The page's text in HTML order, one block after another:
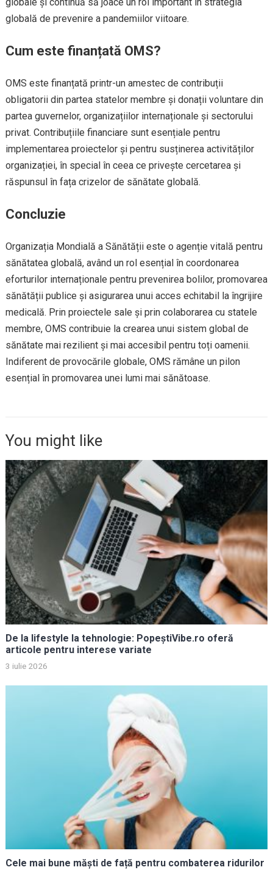
globale și continuă să joace un rol important în strategia
globală de prevenire a pandemiilor viitoare.
Cum este finanțată OMS?
OMS este finanțată printr-un amestec de contribuții
obligatorii din partea statelor membre și donații voluntare din
partea guvernelor, organizațiilor internaționale și sectorului
privat. Contribuțiile financiare sunt esențiale pentru
implementarea proiectelor și pentru susținerea activităților
organizației, în special în ceea ce privește cercetarea și
răspunsul în fața crizelor de sănătate globală.
Concluzie
Organizația Mondială a Sănătății este o agenție vitală pentru
sănătatea globală, având un rol esențial în coordonarea
eforturilor internaționale pentru prevenirea bolilor, promovarea
sănătății publice și asigurarea unui acces echitabil la îngrijire
medicală. Prin proiectele sale și prin colaborarea cu statele
membre, OMS contribuie la crearea unui sistem global de
sănătate mai rezilient și mai accesibil pentru toți oamenii.
Indiferent de provocările globale, OMS rămâne un pilon
esențial în promovarea unei lumi mai sănătoase.
You might like
De la lifestyle la tehnologie: PopeștiVibe.ro oferă
articole pentru interese variate
3 iulie 2026
Cele mai bune măști de față pentru combaterea ridurilor